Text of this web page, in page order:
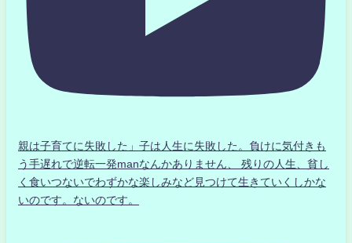
親は子育てに失敗した」子は人生に失敗した。負けに気付きも
う手遅れで逆転一発manなんかありません、 残りの人生、貧し
く食いつないでわずかな楽しみなど見つけて生きていくしかな
いのです。ないのです。